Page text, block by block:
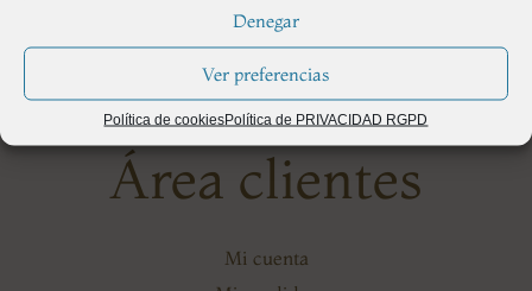
Denegar
Ver preferencias
Política de cookiesPolítica de PRIVACIDAD RGPD
Área clientes
Mi cuenta